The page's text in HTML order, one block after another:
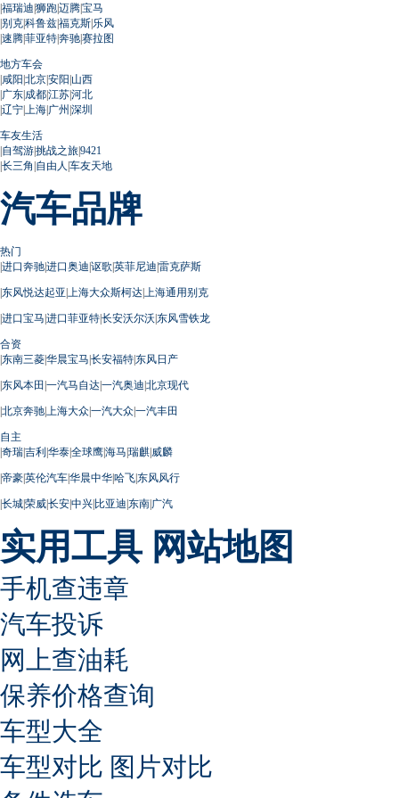
|福瑞迪|狮跑|迈腾|宝马
|别克|科鲁兹|福克斯|乐风
|速腾|菲亚特|奔驰|赛拉图
地方车会
|咸阳|北京|安阳|山西
|广东|成都|江苏|河北
|辽宁| 上海|广州 |深圳
车友生活
|自驾游|挑战之旅|9421
|长三角 |自由人 |车友天地
汽车品牌
热门
|进口奔驰|进口奥迪|讴歌|英菲尼迪|雷克萨斯
|东风悦达起亚| 上海大众斯柯达| 上海通用别克
|进口宝马|进口菲亚特|长安沃尔沃|东风雪铁龙
合资
|东南三菱|华晨宝马|长安福特|东风日产
|东风本田 |一汽马自达|一汽奥迪|北京现代
|北京奔驰| 上海大众|一汽大众|一汽丰田
自主
|奇瑞|吉利|华泰|全球鹰|海马|瑞麒|威麟
|帝豪|英伦汽车|华晨中华|哈飞|东风风行
|长城|荣威|长安|中兴|比亚迪|东南|广汽
实用工具 网站地图
手机查违章
汽车投诉
网上查油耗
保养价格查询
车型大全
车型对比 图片对比